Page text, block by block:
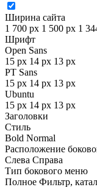
Ширина сайта
1 700 px 1 500 px 1
Шрифт
Open Sans
15 px 14 px 13 px
PT Sans
15 px 14 px 13 px
Ubuntu
15 px 14 px 13 px
Заголовки
Стиль
Bold Normal
Расположение
Слева Справа
Тип бокового меню
Полное Фильтр,